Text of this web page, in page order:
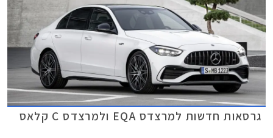
גרסאות חדשות למרצדס EQA ולמרצדס C קלאס